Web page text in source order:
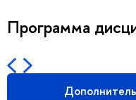
Программа